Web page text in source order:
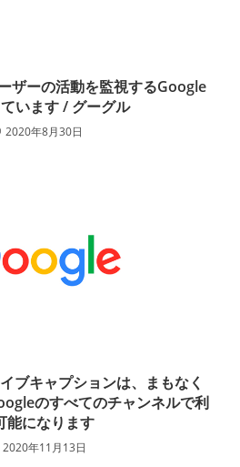
ザーの活動を監視するGoogle
います / グーグル
2020年8月30日
ブキャプションは、まもなく
のすべてのチャンネルで利
能になります
2020年11月13日